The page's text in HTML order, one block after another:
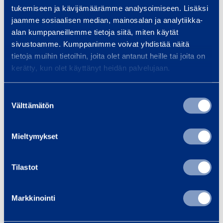
tukemiseen ja kävijämäärämme analysoimiseen. Lisäksi
jaamme sosiaalisen median, mainosalan ja analytiikka-
alan kumppaneillemme tietoja siitä, miten käytät
sivustoamme. Kumppanimme voivat yhdistää näitä
tietoja muihin tietoihin, joita olet antanut heille tai joita on
kerätty, kun olet käyttänyt heidän palvelujaan.
valinta
Välttämätön
Mieltymykset
Tilastot
Markkinointi
S
t
e
e
l
R
m
Steel Ramp 1,5x8 m,
Steel
36,41 €